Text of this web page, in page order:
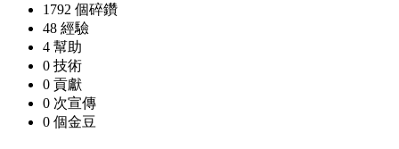
1792 個碎鑽
48 經驗
4 幫助
0 技術
0 貢獻
0 次宣傳
0 個金豆